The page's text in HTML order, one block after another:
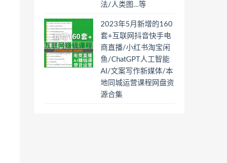
法/人类图…等
2023年5月新增的160
套+互联网抖音快手电
商直播/小红书淘宝闲
鱼/ChatGPT人工智能
AI/文案写作新媒体/本
地同城运营课程网盘资
源合集